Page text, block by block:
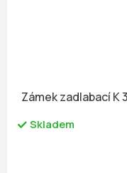
Zámek zadlabací K
Skladem